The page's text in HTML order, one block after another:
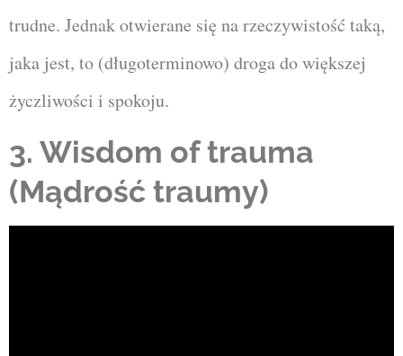
trudne. Jednak otwierane się na rzeczywistość taką,
jaka jest, to (długoterminowo) droga do większej
życzliwości i spokoju.
3. Wisdom of trauma
(Mądrość traumy)